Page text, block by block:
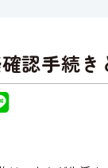
認手続き